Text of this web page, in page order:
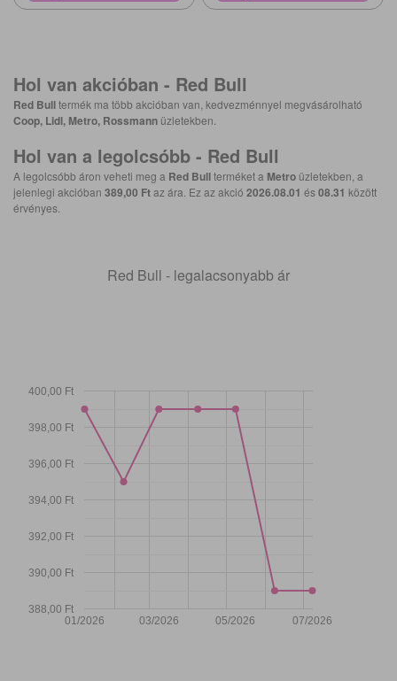
Hol van akcióban - Red Bull
Red Bulltermék ma több akcióban van, kedvezménnyel megvásárolható
Coop, Lidl, Metro, Rossmann üzletekben.
Hol van a legolcsóbb - Red Bull
A legolcsóbb áron veheti meg a Red Bullterméket a Metro üzletekben, a
jelenlegi akcióban 389,00 Ftaz ára. Ez az akció 2026.08.01 és08.31 között
érvényes.
Red Bull - legalacsonyabb ár
01/2026 03/2026 05/2026 07/2026
388,00 Ft
390,00 Ft
392,00 Ft
394,00 Ft
396,00 Ft
398,00 Ft
400,00 Ft